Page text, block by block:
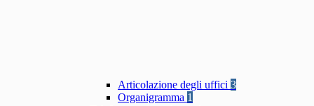
Articolazione degli uffici 3
Organigramma 1